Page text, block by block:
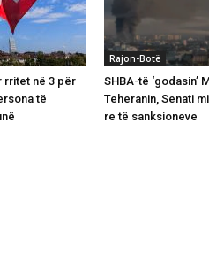
rritet në 3 për
të
Rajon-Botë
SHBA-të ‘godasin’
Teheranin, Senati
re të sanksioneve